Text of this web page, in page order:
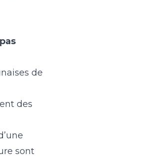
de
des
sont